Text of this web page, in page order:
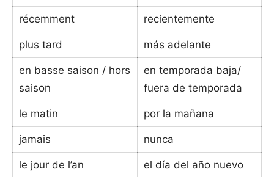
récemment recientemente
plus tard más adelante
en basse saison / hors
saison
en temporada baja/
fuera de temporada
le matin por la mañana
jamais nunca
le jour de l’an el día del año nuevo